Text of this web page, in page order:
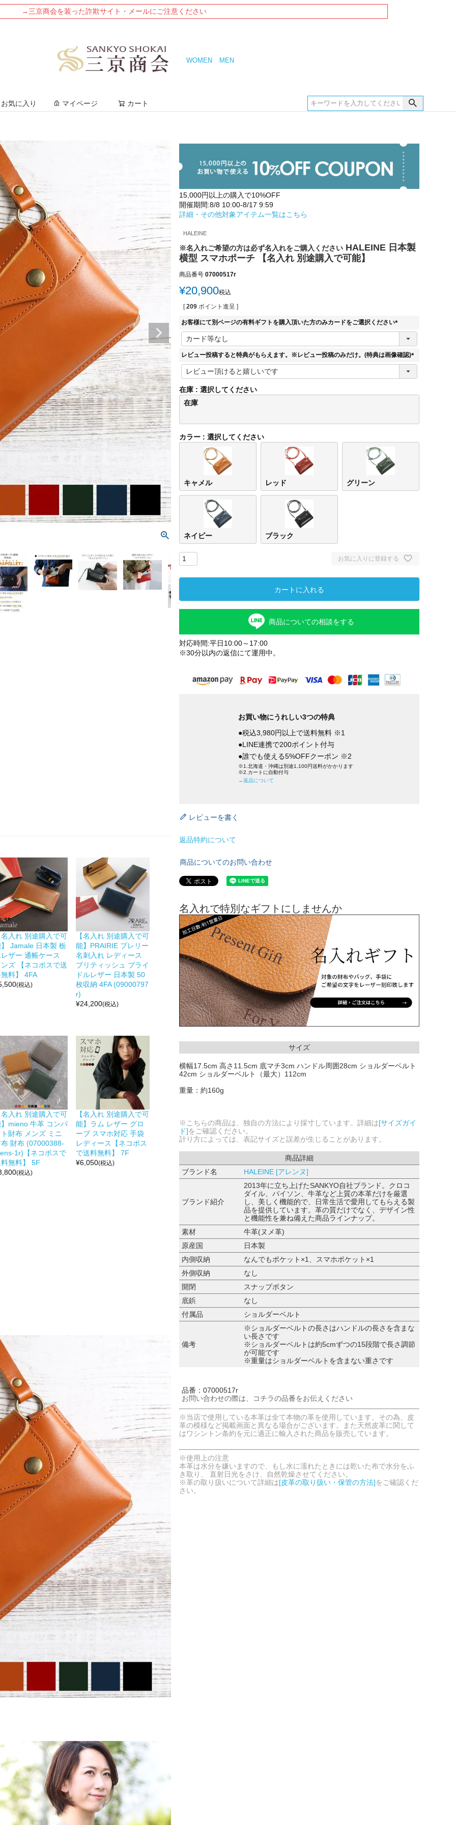
→三京商会を装った詐欺サイト・メールにご注意ください
WOMEN MEN
お気に入り マイページ カート
入れ 別途購入で可
Jamale 日本製 栃
ザー 通帳ケース
ズ 【ネコポスで送
料】 4FA
(税込)
【名入れ 別途購入で可
能】PRAIRIE プレリー
名刺入れ レディース
ブリティッシュ ブライ
ドルレザー 日本製 50
枚収納 4FA (09000797
r)
¥24,200(税込)
入れ 別途購入で可
mieno 牛革 コンパ
財布 メンズ ミニ
財布 (07000388-
1r)【ネコポスで
無料】 5F
(税込)
【名入れ 別途購入で可
能】ラム レザー グロ
ーブ スマホ対応 手袋
レディース【ネコポス
で送料無料】 7F
¥6,050(税込)
15,000円以上の購入で10%OFF
開催期間:8/8 10:00-8/17 9:59
詳細・その他対象アイテム一覧はこちら
HALEINE
※名入れご希望の方は必ず名入れをご購入ください HALEINE 日本製
横型 スマホポーチ 【名入れ 別途購入で可能】
商品番号 07000517r
¥20,900税込
[ 209 ポイント進呈 ]
お客様にて別ページの有料ギフトを購入頂いた方のみカードをご選択ください
(
須
レビュー投稿すると特典がもらえます。※レビュー投稿のみだけ。(特典は画像確認)
(
)
在庫
選択してください
在庫
カラー 選択してください
キャメル レッド グリーン
ネイビー ブラック
お気に入りに登録する
カートに入れる
商品についての相談をする
対応時間:平日10:00～17:00
※30分以内の返信にて運用中。
お買い物にうれしい3つの特典
●税込3,980円以上で送料無料 ※1
●LINE連携で200ポイント付与
●誰でも使える5%OFFクーポン ※2
※1.北海道・沖縄は別途1,100円送料がかかります
※2.カートに自動付与
→返品について
レビューを書く
返品特約について
商品についてのお問い合わせ
名入れで特別なギフトにしませんか
サイズ
横幅17.5cm 高さ11.5cm 底マチ3cm ハンドル周囲28cm ショルダーベルト
42cm ショルダーベルト（最大）112cm
重量：約160g
※こちらの商品は、独自の方法により採寸しています。詳細は[サイズガイ
ド]をご確認ください。
計り方によっては、表記サイズと誤差が生じることがあります。
商品詳細
ブランド名
HALEINE [アレンヌ]
ブランド紹介
2013年に立ち上げたSANKYO自社ブランド。クロコ
ダイル、パイソン、牛革など上質の本革だけを厳選
し、美しく機能的で、日常生活で愛用してもらえる製
品を提供しています。革の質だけでなく、デザイン性
と機能性を兼ね備えた商品ラインナップ。
素材
牛革(ヌメ革)
原産国
日本製
内側収納
なんでもポケット×1、スマホポケット×1
外側収納
なし
開閉
スナップボタン
底鋲
なし
付属品
ショルダーベルト
備考
※ショルダーベルトの長さはハンドルの長さを含まな
い長さです
※ショルダーベルトは約5cmずつの15段階で長さ調節
が可能です
※重量はショルダーベルトを含まない重さです
品番：07000517r
お問い合わせの際は、コチラの品番をお伝えください
※当店で使用している本革は全て本物の革を使用しています。その為、皮
革の模様など掲載画面と異なる場合がございます。また天然皮革に関して
はワシントン条約を元に適正に輸入された商品を販売しています。
※使用上の注意
本革は水分を嫌いますので、もし水に濡れたときには乾いた布で水分をふ
き取り、 直射日光をさけ、自然乾燥させてください。
※革の取り扱いについて詳細は[皮革の取り扱い・保管の方法]をご確認くだ
さい。